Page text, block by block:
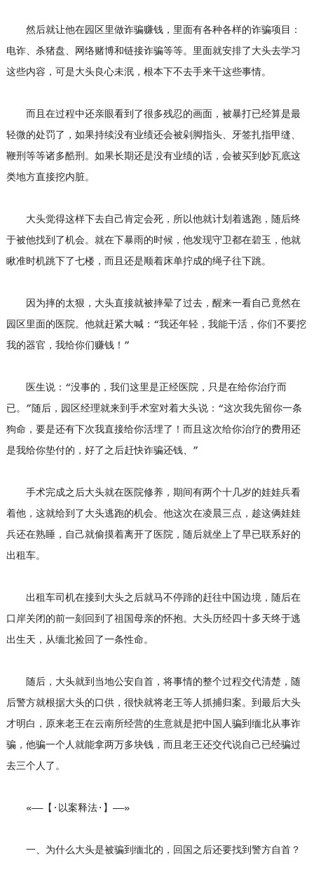
然后就让他在园区里做诈骗赚钱，里面有各种各样的诈骗项目：
电诈、杀猪盘、网络赌博和链接诈骗等等。里面就安排了大头去学习
这些内容，可是大头良心未泯，根本下不去手来干这些事情。
而且在过程中还亲眼看到了很多残忍的画面，被暴打已经算是最
轻微的处罚了，如果持续没有业绩还会被剁脚指头、牙签扎指甲缝、
鞭刑等等诸多酷刑。如果长期还是没有业绩的话，会被买到妙瓦底这
类地方直接挖内脏。
大头觉得这样下去自己肯定会死，所以他就计划着逃跑，随后终
于被他找到了机会。就在下暴雨的时候，他发现守卫都在碧玉，他就
瞅准时机跳下了七楼，而且还是顺着床单拧成的绳子往下跳。
因为摔的太狠，大头直接就被摔晕了过去，醒来一看自己竟然在
园区里面的医院。他就赶紧大喊：“我还年轻，我能干活，你们不要挖
我的器官，我给你们赚钱！”
医生说：“没事的，我们这里是正经医院，只是在给你治疗而
已。”随后，园区经理就来到手术室对着大头说：“这次我先留你一条
狗命，要是还有下次我直接给你活埋了！而且这次给你治疗的费用还
是我给你垫付的，好了之后赶快诈骗还钱、”
手术完成之后大头就在医院修养，期间有两个十几岁的娃娃兵看
着他，这就给到了大头逃跑的机会。他这次在凌晨三点，趁这俩娃娃
兵还在熟睡，自己就偷摸着离开了医院，随后就坐上了早已联系好的
出租车。
出租车司机在接到大头之后就马不停蹄的赶往中国边境，随后在
口岸关闭的前一刻回到了祖国母亲的怀抱。大头历经四十多天终于逃
出生天，从缅北捡回了一条性命。
随后，大头就到当地公安自首，将事情的整个过程交代清楚，随
后警方就根据大头的口供，很快就将老王等人抓捕归案。到最后大头
才明白，原来老王在云南所经营的生意就是把中国人骗到缅北从事诈
骗，他骗一个人就能拿两万多块钱，而且老王还交代说自己已经骗过
去三个人了。
«——【·以案释法·】——»
一、为什么大头是被骗到缅北的，回国之后还要找到警方自首？